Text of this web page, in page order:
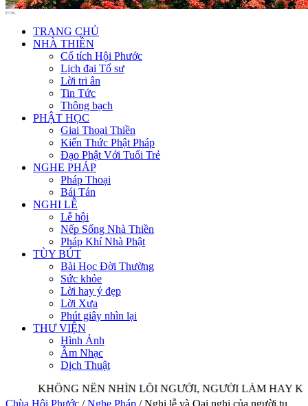
TRANG CHỦ
NHÀ THIỀN
Cổ tích Hội Phước
Lịch đại Tổ sư
Lời tri ân
Tin Tức
Thông bạch
PHẬT HỌC
Giai Thoại Thiền
Kiến Thức Phật Pháp
Đạo Phật Với Tuổi Trẻ
NGHE PHÁP
Pháp Thoại
Bái Tán
NGHI LỄ
Lễ hội
Nếp Sống Nhà Thiền
Pháp Khí Nhà Phật
TÙY BÚT
Bài Học Đời Thường
Sức khỏe
Lời hay ý đẹp
Lời Xưa
Phút giây nhìn lại
THƯ VIỆN
Hình Ảnh
Âm Nhạc
Dịch Thuật
KHÔNG NÊN NHÌN LỖI NGƯỜI, NGƯỜI LÀM HAY
Chùa Hội Phước / Nghe Pháp / Nghi lễ và Oai nghi của người tu